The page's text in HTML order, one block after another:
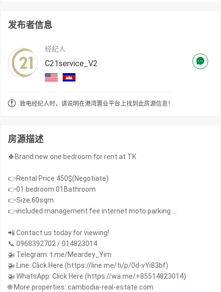
发布者信息
经纪人
C21service_V2
致电经纪人时，请说明在港湾置业平台上找到此房源信息！
房源描述
🍀Brand new one bedroom for rent at TK
👉Rental Price 450$(Negotiate)
👉01 bedroom 01Bathroom
👉Size:60sqm
👉included management fee internet moto parking….
📲 Contact us today for viewing!
📞 0968392702 / 014823014
🚁 Telegram: t.me/Meardey_Yim
🚁 Line: Click Here (https://line.me/ti/p/0d-vYi83bf)
🚁 WhatsApp: Click Here (https://wa.me/+85514823014)
🌐 More properties: cambodia-real-estate.com